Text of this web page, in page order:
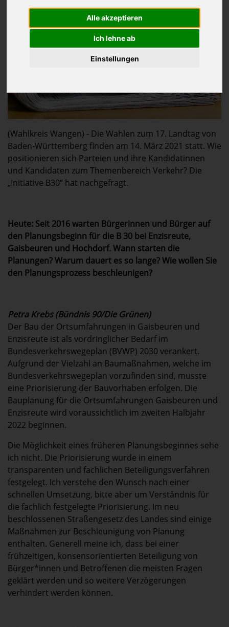
Alle akzeptieren
Ich lehne ab
Einstellungen
(Wahlkreis Wangen) - Die Wahlen zum 17. Landtag von
Baden-Württemberg finden am 14. März 2021 statt. Wie
positionieren sich Parteien und ihre Kandidatinnen
und Kandidaten zum Themenbereich Verkehr? Die
„Initiative B30“ hat nachgefragt.
Heute: Seit 2016 warten Bürgerinnen und Bürger auf
den Planungsbeginn für die B 30 bei Enzisreute,
Gaisbeuren und Hochdorf. Wann starten die
Planungen? Warum dauert es so lange? Wie wollen Sie
den Planungsprozess beschleunigen?
Petra Krebs (Bündnis 90/Die Grünen)
Der Bau der Ortsumfahrungen in Gaisbeuren und
Enzisreute ist als vordringlicher Bedarf im
Bundesverkehrswegeplan (BVWP) 2030 verankert.
Aufgrund der Vielzahl an Baumaßnahmen, welche im
Bundesverkehrswegeplan vorzufinden sind, musste
eine Priorisierung der Bauvorhaben erfolgen. Die
Bauplanung für die Ortsumfahrungen Gaisbeuren und
Enzisreute wird voraussichtlich im zweiten Halbjahr
2022 beginnen.
Die Möglichkeit eines früheren Planungsbeginnes sehe
ich nicht. Die Priorisierung wurde in einem
transparenten und fachlichen Beteiligungsverfahren
festgelegt. Ich verstehe den Wunsch nach einer
schnellen Umsetzung, bitte aber um Verständnis für
die fachlich festgelegte Priorisierung. Im neu
beschlossenen Straßengesetz des Landes sind einige
Maßnahmen zur Beschleunigung von Planung
enthalten. Generell meine ich, dass bei einer
frühzeitigen, konsensorientierten Beteiligung von
Bürger*innen und Betroffenen die meisten Fragen
geklärt werden und so weitere Verzögerungen
verhindert werden können.